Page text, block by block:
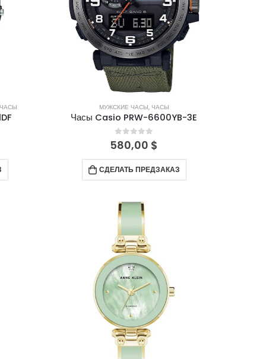
ЧАСЫ МУЖСКИЕ ЧАСЫ, ЧАСЫ
Часы Casio PRW-6600YB-3E
0out of 5
580,00 $
СДЕЛАТЬ ПРЕДЗАКАЗ